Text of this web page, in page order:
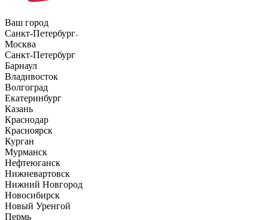
Ваш город
Санкт-Петербург
Москва
Санкт-Петербург
Барнаул
Владивосток
Волгоград
Екатеринбург
Казань
Краснодар
Красноярск
Курган
Мурманск
Нефтеюганск
Нижневартовск
Нижний Новгород
Новосибирск
Новый Уренгой
Пермь